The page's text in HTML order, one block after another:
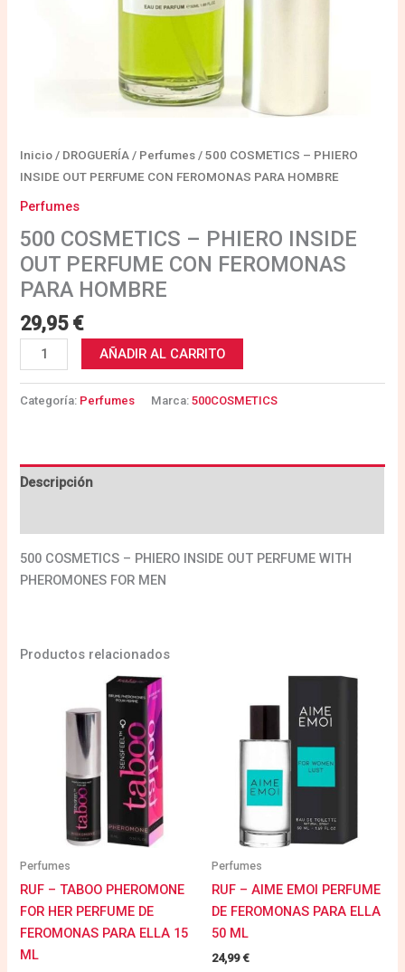
Inicio / DROGUERÍA / Perfumes / 500 COSMETICS – PHIERO
INSIDE OUT PERFUME CON FEROMONAS PARA HOMBRE
Perfumes
500 COSMETICS – PHIERO INSIDE
OUT PERFUME CON FEROMONAS
PARA HOMBRE
29,95 €
AÑADIR AL CARRITO
Categoría: Perfumes Marca:500COSMETICS
Descripción
500 COSMETICS – PHIERO INSIDE OUT PERFUME WITH
PHEROMONES FOR MEN
Productos relacionados
Perfumes
RUF – TABOO PHEROMONE
FOR HER PERFUME DE
FEROMONAS PARA ELLA 15
ML
Perfumes
RUF – AIME EMOI PERFUME
DE FEROMONAS PARA ELLA
50 ML
24,99€